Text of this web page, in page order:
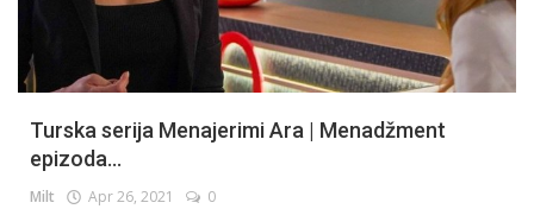
Turska serija Menajerimi Ara | Menadžment
epizoda...
Milt Apr 26, 2021 0